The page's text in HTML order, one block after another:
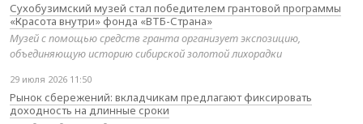
Сухобузимский музей стал победителем грантовой программы
«Красота внутри» фонда «ВТБ-Страна»
Музей с помощью средств гранта организует экспозицию,
объединяющую историю сибирской золотой лихорадки
29 июля 2026 11:50
Рынок сбережений: вкладчикам предлагают фиксировать
доходность на длинные сроки